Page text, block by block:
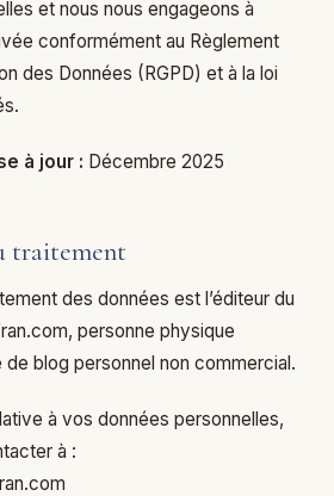
et nous nous engageons à
conformément au Règlement
des Données (RGPD) et à la loi
à jour : Décembre 2025
traitement
des données est l’éditeur du
, personne physique
blog personnel non commercial.
à vos données personnelles,
à :